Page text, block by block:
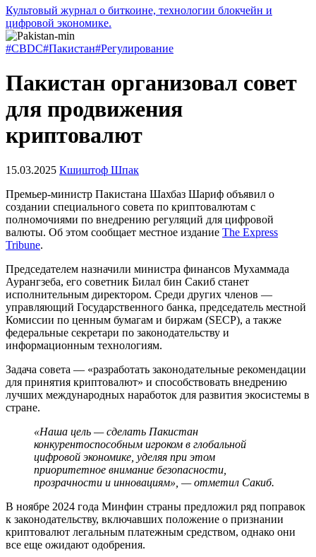
Культовый журнал о биткоине, технологии блокчейн и
цифровой экономике.
#CBDC#Пакистан#Регулирование
Пакистан организовал совет
для продвижения
криптовалют
15.03.2025 Кшиштоф Шпак
Премьер-министр Пакистана Шахбаз Шариф объявил о
создании специального совета по криптовалютам с
полномочиями по внедрению регуляций для цифровой
валюты. Об этом сообщает местное издание The Express
Tribune.
Председателем назначили министра финансов Мухаммада
Аурангзеба, его советник Билал бин Сакиб станет
исполнительным директором. Среди других членов —
управляющий Государственного банка, председатель местной
Комиссии по ценным бумагам и биржам (SECP), а также
федеральные секретари по законодательству и
информационным технологиям.
Задача совета — «разработать законодательные рекомендации
для принятия криптовалют» и способствовать внедрению
лучших международных наработок для развития экосистемы в
стране.
«Наша цель — сделать Пакистан
конкурентоспособным игроком в глобальной
цифровой экономике, уделяя при этом
приоритетное внимание безопасности,
прозрачности и инновациям», — отметил Сакиб.
В ноябре 2024 года Минфин страны предложил ряд поправок
к законодательству, включавших положение о признании
криптовалют легальным платежным средством, однако они
все еще ожидают одобрения.